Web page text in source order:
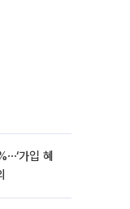
가입 혜